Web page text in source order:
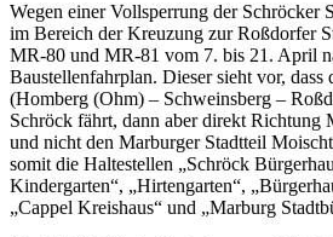
Wegen einer Vollsperrung der Schröcker
im Bereich der Kreuzung zur Roßdorfer
MR-80 und MR-81 vom 7. bis 21. April
Baustellenfahrplan. Dieser sieht vor,
(Homberg (Ohm) – Schweinsberg –
Schröck fährt, dann aber direkt Richtung
und nicht den Marburger Stadtteil
somit die Haltestellen „Schröck
Kindergarten“, „Hirtengarten“,
„Cappel Kreishaus“ und „Marburg